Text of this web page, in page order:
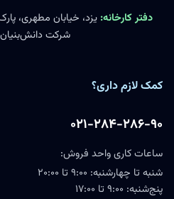
دفتر کارخانه:
شرکت
کمک لازم داری؟
۰۲۱-۲۸۴-۲۸۶-۹۰
ساعات کاری واحد فروش:
شنبه تا چهارشنبه: ۹:۰۰ تا ۲۰:۰۰
پنج‌شنبه: ۹:۰۰ تا ۱۷:۰۰